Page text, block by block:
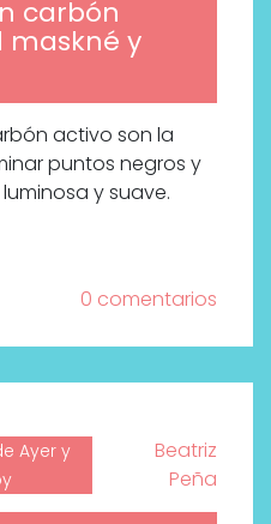
carbón
maskné y
activo son la
puntos negros y
y suave.
0 comentarios
Ayer y
Beatriz
Peña